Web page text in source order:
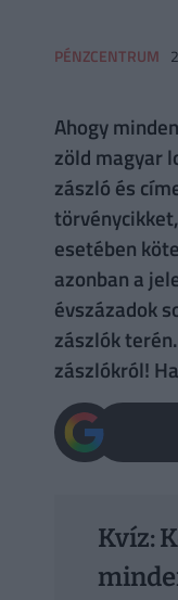
PÉNZCENTRUM
Ahogy
zöld magyar
zászló és
esetében
azonban a
évszázadok
zászlók
zászlókról!
Kvíz: